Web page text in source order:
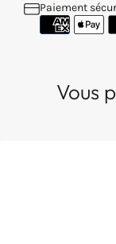
Paiement
Vous